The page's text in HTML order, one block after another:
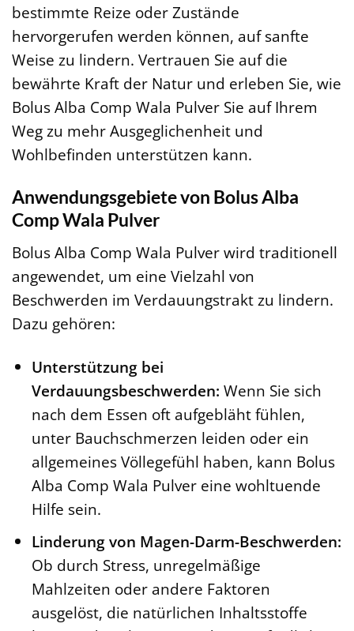
bestimmte Reize oder Zustände
hervorgerufen werden können, auf sanfte
Weise zu lindern. Vertrauen Sie auf die
bewährte Kraft der Natur und erleben Sie, wie
Bolus Alba Comp Wala Pulver Sie auf Ihrem
Weg zu mehr Ausgeglichenheit und
Wohlbefinden unterstützen kann.
Anwendungsgebiete von Bolus Alba
Comp Wala Pulver
Bolus Alba Comp Wala Pulver wird traditionell
angewendet, um eine Vielzahl von
Beschwerden im Verdauungstrakt zu lindern.
Dazu gehören:
Unterstützung bei
Verdauungsbeschwerden: Wenn Sie sich
nach dem Essen oft aufgebläht fühlen,
unter Bauchschmerzen leiden oder ein
allgemeines Völlegefühl haben, kann Bolus
Alba Comp Wala Pulver eine wohltuende
Hilfe sein.
Linderung von Magen-Darm-Beschwerden:
Ob durch Stress, unregelmäßige
Mahlzeiten oder andere Faktoren
ausgelöst, die natürlichen Inhaltsstoffe